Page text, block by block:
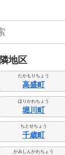
地区
たかもりちょう
高盛町
ほりかわちょう
堀川町
ちとせちょう
千歳町
かみしんかわちょう